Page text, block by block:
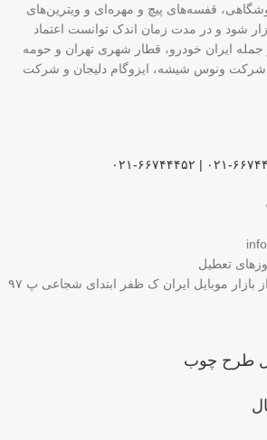
قفسه‌های پیچ و مهره‌ای و ویترین‌های
شود و در مدت زمان اندک توانست اعتماد
ایران خودرو، قطار شهری تهران و حومه
شرکت ونوس شیشه، ایزوگام دلیجان و شرکت
بازار موبایل ایران ک ظفر ابتدای شجاعی پ ۹۷
طرح چوب